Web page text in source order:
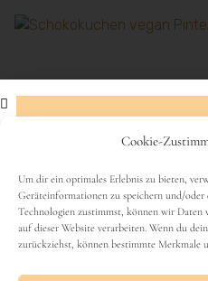
Cookie-
Um dir ein optimales Erlebnis zu bieten,
Geräteinformationen zu speichern und/oder
Technologien zustimmst, können wir Daten
auf dieser Website verarbeiten. Wenn du
zurückziehst, können bestimmte Merkmale
Ich freu mich
Klicke einfach
Durchschnittliche
Abonniere den
Name